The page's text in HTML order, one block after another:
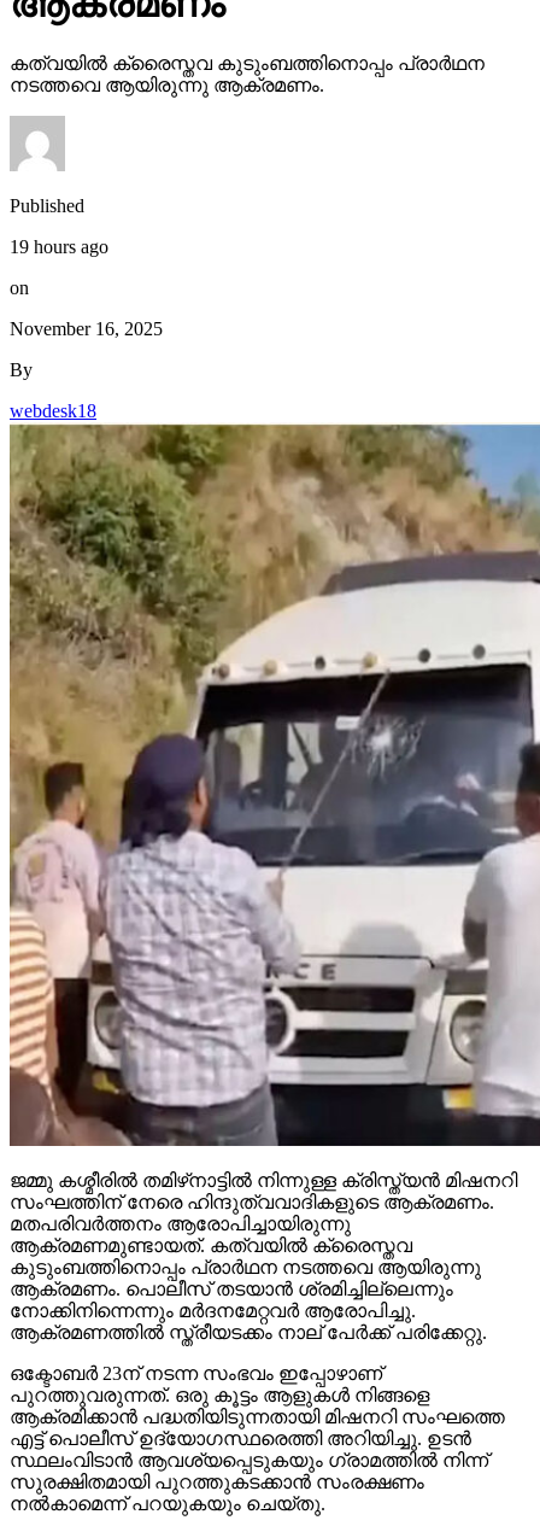
കത്വയില്‍ ക്രൈസ്തവ കുടുംബത്തിനൊപ്പം പ്രാര്‍ഥന
നടത്തവെ ആയിരുന്നു ആക്രമണം.
Published
19 hours ago
on
November 16, 2025
By
webdesk18
ജമ്മു കശ്മീരില്‍ തമിഴ്‌നാട്ടില്‍ നിന്നുള്ള ക്രിസ്ത്യന്‍ മിഷനറി
സംഘത്തിന് നേരെ ഹിന്ദുത്വവാദികളുടെ ആക്രമണം.
മതപരിവര്‍ത്തനം ആരോപിച്ചായിരുന്നു
ആക്രമണമുണ്ടായത്. കത്വയില്‍ ക്രൈസ്തവ
കുടുംബത്തിനൊപ്പം പ്രാര്‍ഥന നടത്തവെ ആയിരുന്നു
ആക്രമണം. പൊലീസ് തടയാന്‍ ശ്രമിച്ചില്ലെന്നും
നോക്കിനിന്നെന്നും മര്‍ദനമേറ്റവര്‍ ആരോപിച്ചു.
ആക്രമണത്തില്‍ സ്ത്രീയടക്കം നാല് പേര്‍ക്ക് പരിക്കേറ്റു.
ഒക്ടോബര്‍ 23ന് നടന്ന സംഭവം ഇപ്പോഴാണ്
പുറത്തുവരുന്നത്. ഒരു കൂട്ടം ആളുകള്‍ നിങ്ങളെ
ആക്രമിക്കാന്‍ പദ്ധതിയിടുന്നതായി മിഷനറി സംഘത്തെ
എട്ട് പൊലീസ് ഉദ്യോഗസ്ഥരെത്തി അറിയിച്ചു. ഉടന്‍
സ്ഥലംവിടാന്‍ ആവശ്യപ്പെടുകയും ഗ്രാമത്തില്‍ നിന്ന്
സുരക്ഷിതമായി പുറത്തുകടക്കാന്‍ സംരക്ഷണം
നല്‍കാമെന്ന് പറയുകയും ചെയ്തു.